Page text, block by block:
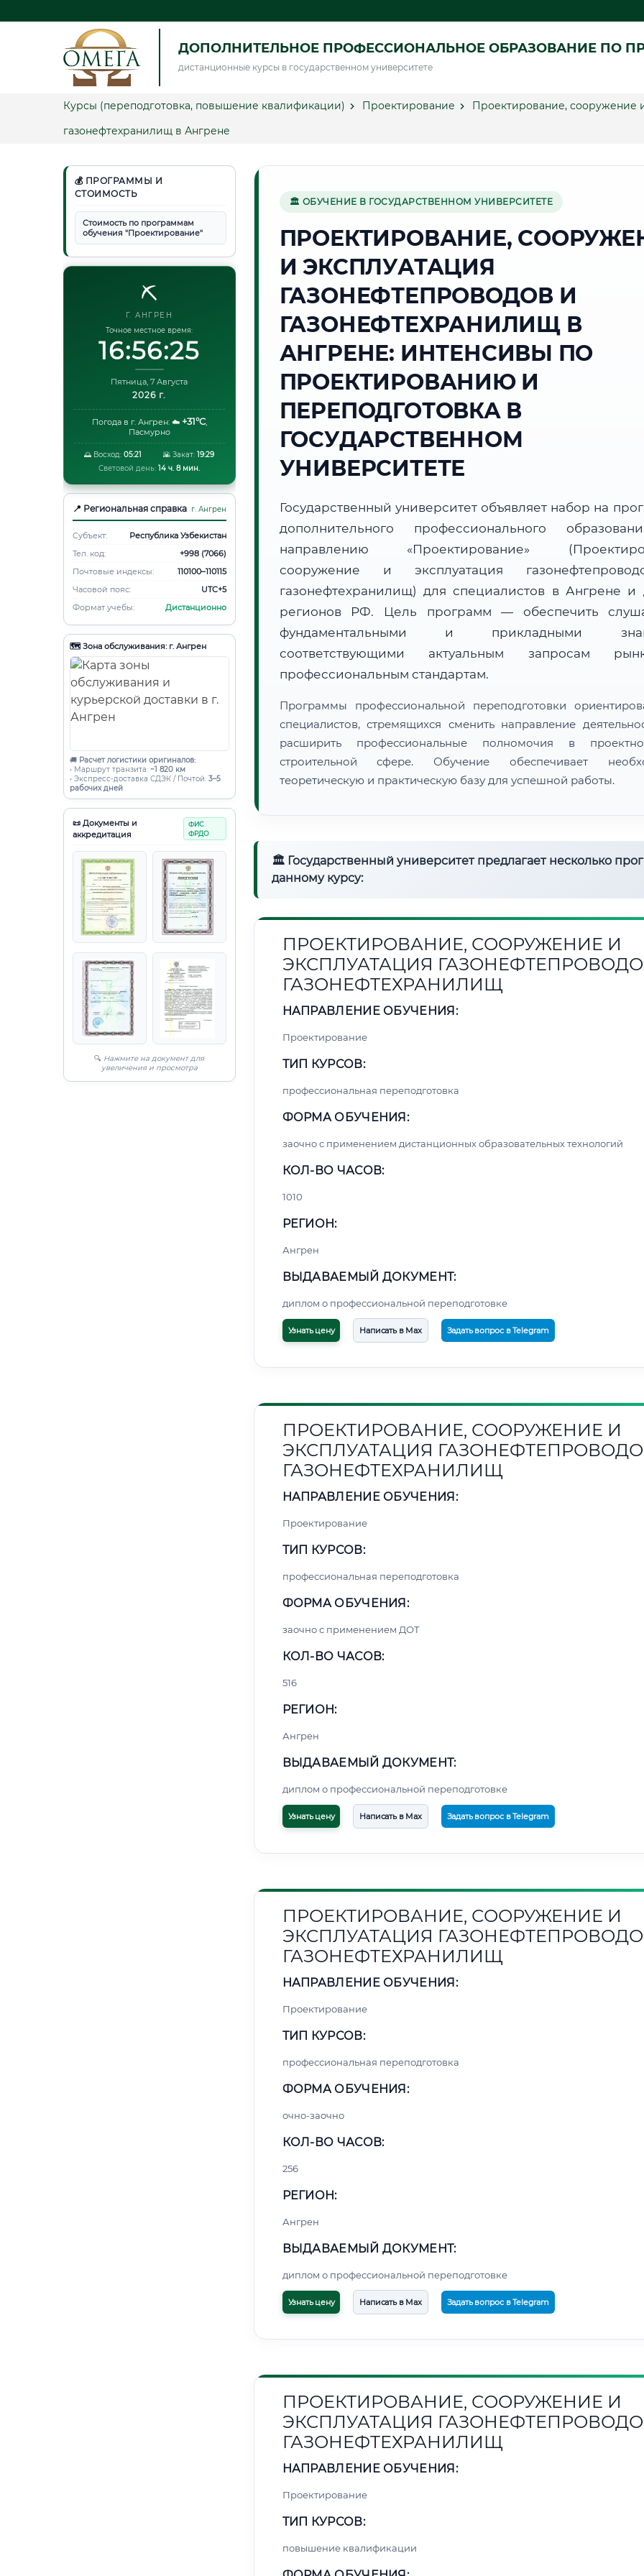
ДОПОЛНИТЕЛЬНОЕ ПРОФЕССИОНАЛЬНОЕ ОБРАЗОВАНИЕ ПО
дистанционные курсы в государственном университете
Курсы (переподготовка, повышение квалификации) Проектирование
Проектирование, сооружение
газонефтехранилищ в Ангрене
💰 ПРОГРАММЫ И
СТОИМОСТЬ
Стоимость по программам
обучения "Проектирование"
⛏️
Г. АНГРЕН
Точное местное время:
16:56:26
Пятница, 7 Августа
2026 г.
Погода в г. Ангрен: ☁️ +31°C,
Пасмурно
🌅 Восход:05:21 🌇 Закат: 19:29
Световой день: 14 ч. 8 мин.
📍 Региональная справка г. Ангрен
Субъект:
Республика Узбекистан
Тел. код:
+998 (7066)
Почтовые индексы:
110100–110115
Часовой пояс:
UTC+5
Формат учебы:
Дистанционно
🗺️ Зона обслуживания: г. Ангрен
🚚 Расчет логистики оригиналов:
• Маршрут транзита: ~1 820 км
• Экспресс-доставка СДЭК / Почтой: 3–5
рабочих дней
📜 Документы и
аккредитация
ФИС
ФРДО
🔍 Нажмите на документ для
увеличения и просмотра
🏛 ОБУЧЕНИЕ В ГОСУДАРСТВЕННОМ УНИВЕРСИТЕТЕ
ПРОЕКТИРОВАНИЕ,
И ЭКСПЛУАТАЦИЯ
ГАЗОНЕФТЕПРОВОДОВ И
ГАЗОНЕФТЕХРАНИЛИЩ В
АНГРЕНЕ: ИНТЕНСИВЫ ПО
ПРОЕКТИРОВАНИЮ И
ПЕРЕПОДГОТОВКА В
ГОСУДАРСТВЕННОМ
УНИВЕРСИТЕТЕ
Государственный университет объявляет набор на
дополнительного профессионального
направлению «Проектирование»
сооружение и эксплуатация
газонефтехранилищ) для специалистов в Ангрене и
регионов РФ. Цель программ — обеспечить
фундаментальными и прикладными
соответствующими актуальным запросам
профессиональным стандартам.
Программы профессиональной переподготовки
специалистов, стремящихся сменить направление
расширить профессиональные полномочия в
строительной сфере. Обучение обеспечивает
теоретическую и практическую базу для успешной работы.
🏛 Государственный университет предлагает несколько
данному курсу:
ПРОЕКТИРОВАНИЕ, СООРУЖЕНИЕ И
ЭКСПЛУАТАЦИЯ
ГАЗОНЕФТЕХРАНИЛИЩ
НАПРАВЛЕНИЕ ОБУЧЕНИЯ:
Проектирование
ТИП КУРСОВ:
профессиональная переподготовка
ФОРМА ОБУЧЕНИЯ:
заочно с применением дистанционных образовательных технологий
КОЛ-ВО ЧАСОВ:
1010
РЕГИОН:
Ангрен
ВЫДАВАЕМЫЙ ДОКУМЕНТ:
диплом о профессиональной переподготовке
Узнать цену Написать в Max Задать вопрос в Telegram
ПРОЕКТИРОВАНИЕ, СООРУЖЕНИЕ И
ЭКСПЛУАТАЦИЯ
ГАЗОНЕФТЕХРАНИЛИЩ
НАПРАВЛЕНИЕ ОБУЧЕНИЯ:
Проектирование
ТИП КУРСОВ:
профессиональная переподготовка
ФОРМА ОБУЧЕНИЯ:
заочно с применением ДОТ
КОЛ-ВО ЧАСОВ:
516
РЕГИОН:
Ангрен
ВЫДАВАЕМЫЙ ДОКУМЕНТ:
диплом о профессиональной переподготовке
Узнать цену Написать в Max Задать вопрос в Telegram
ПРОЕКТИРОВАНИЕ, СООРУЖЕНИЕ И
ЭКСПЛУАТАЦИЯ
ГАЗОНЕФТЕХРАНИЛИЩ
НАПРАВЛЕНИЕ ОБУЧЕНИЯ:
Проектирование
ТИП КУРСОВ:
профессиональная переподготовка
ФОРМА ОБУЧЕНИЯ:
очно-заочно
КОЛ-ВО ЧАСОВ:
256
РЕГИОН:
Ангрен
ВЫДАВАЕМЫЙ ДОКУМЕНТ:
диплом о профессиональной переподготовке
Узнать цену Написать в Max Задать вопрос в Telegram
ПРОЕКТИРОВАНИЕ, СООРУЖЕНИЕ И
ЭКСПЛУАТАЦИЯ
ГАЗОНЕФТЕХРАНИЛИЩ
НАПРАВЛЕНИЕ ОБУЧЕНИЯ:
Проектирование
ТИП КУРСОВ:
повышение квалификации